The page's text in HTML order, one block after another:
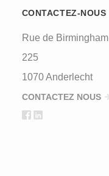
CONTACTEZ-NOUS
Rue de Birmingham
225
1070 Anderlecht
CONTACTEZ NOUS